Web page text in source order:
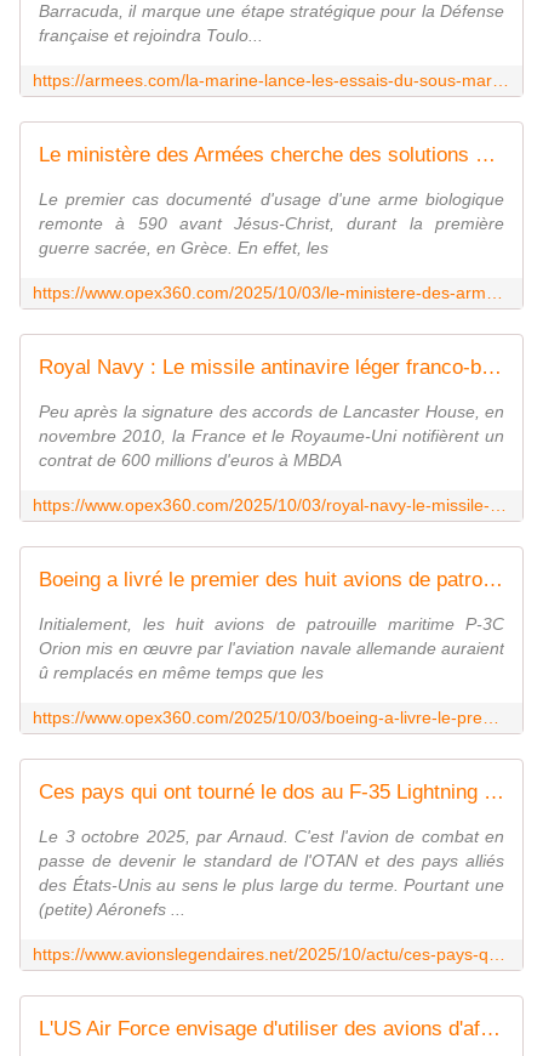
Barracuda, il marque une étape stratégique pour la Défense
française et rejoindra Toulo...
Le ministère des Armées cherche des solutions pour accélérer l'identification d'agents biologiques pathogènes - Zone Militaire
Le premier cas documenté d'usage d'une arme biologique
remonte à 590 avant Jésus-Christ, durant la première
guerre sacrée, en Grèce. En effet, les
Royal Navy : Le missile antinavire léger franco-britannique a atteint sa capacité opérationnelle initiale - Zone Militaire
Peu après la signature des accords de Lancaster House, en
novembre 2010, la France et le Royaume-Uni notifièrent un
contrat de 600 millions d'euros à MBDA
Boeing a livré le premier des huit avions de patrouille maritime P-8A Poseidon commandés par l'Allemagne - Zone Militaire
Initialement, les huit avions de patrouille maritime P-3C
Orion mis en œuvre par l'aviation navale allemande auraient
û remplacés en même temps que les
Ces pays qui ont tourné le dos au F-35 Lightning II. - avionslegendaires.net
Le 3 octobre 2025, par Arnaud. C'est l'avion de combat en
passe de devenir le standard de l'OTAN et des pays alliés
des États-Unis au sens le plus large du terme. Pourtant une
(petite) Aéronefs ...
L'US Air Force envisage d'utiliser des avions d'affaires pour des missions de ravitaillement en vol - Zone Militaire